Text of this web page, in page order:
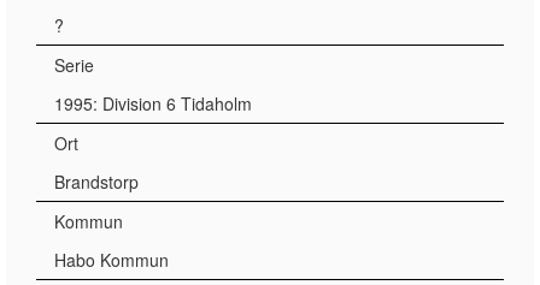
?
Serie
1995: Division 6 Tidaholm
Ort
Brandstorp
Kommun
Habo Kommun